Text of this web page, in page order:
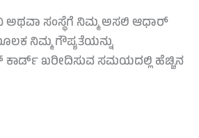
ಅಥವಾ ಸಂಸ್ಥೆಗೆ ನಿಮ್ಮ ಅಸಲಿ ಆಧಾರ್
ನಿಮ್ಮ ಗೌಪ್ಯತೆಯನ್ನು
ಕಾರ್ಡ್ ಖರೀದಿಸುವ ಸಮಯದಲ್ಲಿ ಹೆಚ್ಚಿನ